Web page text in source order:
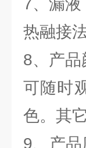
7、漏
热融接
8、产
可随时
色。其
9、产